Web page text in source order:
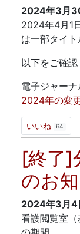
2024年3月
2024年4月1
は一部タイト
以下をご確認
電子ジャー
2024年の変
いいね 64
[終了]
のお
2024年3月4
看護閲覧室